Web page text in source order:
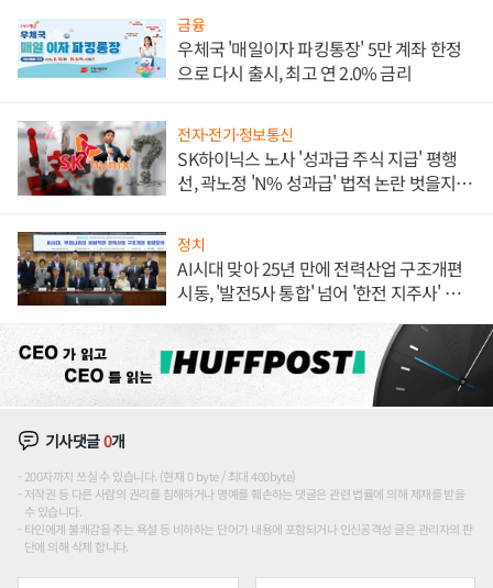
금융
우체국 '매일이자 파킹통장' 5만 계좌 한정
으로 다시 출시, 최고 연 2.0% 금리
전자·전기·정보통신
SK하이닉스 노사 '성과급 주식 지급' 평행
선, 곽노정 'N% 성과급' 법적 논란 벗을지 주
정치
AI시대 맞아 25년 만에 전력산업 구조개편
시동, '발전5사 통합' 넘어 '한전 지주사' 재편
기사댓글0개
200자까지 쓰실 수 있습니다. (현재 0 byte / 최대 400byte)
저작권 등 다른 사람의 권리를 침해하거나 명예를 훼손하는 댓글은 관련 법률에 의해 제재를 받을
수 있습니다.
타인에게 불쾌감을 주는 욕설 등 비하하는 단어가 내용에 포함되거나 인신공격성 글은 관리자의 판
단에 의해 삭제 합니다.